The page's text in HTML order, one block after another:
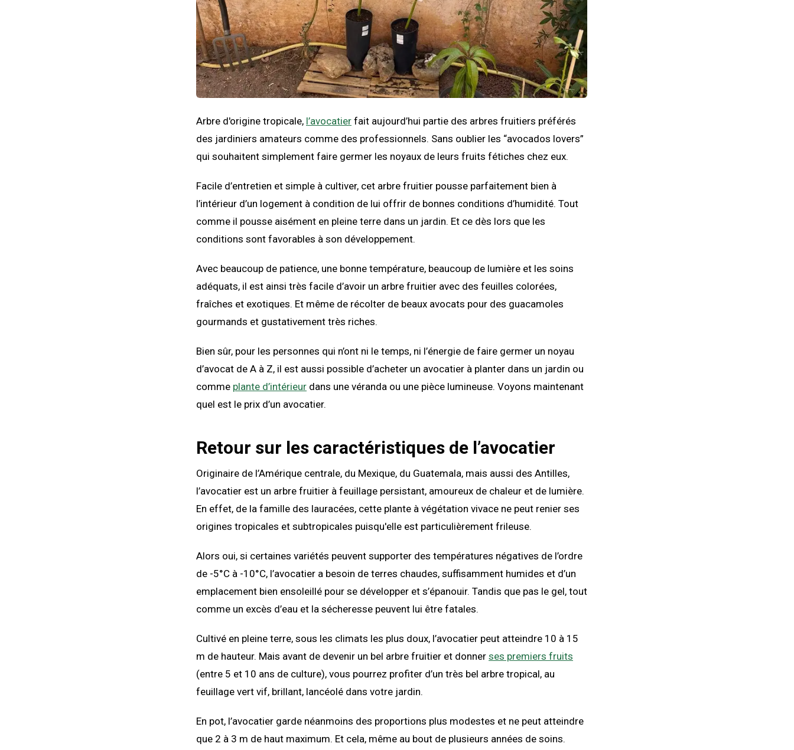
Arbre d'origine tropicale, l’avocatier fait aujourd’hui partie des arbres fruitiers préférés
des jardiniers amateurs comme des professionnels. Sans oublier les “avocados lovers”
qui souhaitent simplement faire germer les noyaux de leurs fruits fétiches chez eux.
Facile d’entretien et simple à cultiver, cet arbre fruitier pousse parfaitement bien à
l’intérieur d’un logement à condition de lui offrir de bonnes conditions d’humidité. Tout
comme il pousse aisément en pleine terre dans un jardin. Et ce dès lors que les
conditions sont favorables à son développement.
Avec beaucoup de patience, une bonne température, beaucoup de lumière et les soins
adéquats, il est ainsi très facile d’avoir un arbre fruitier avec des feuilles colorées,
fraîches et exotiques. Et même de récolter de beaux avocats pour des guacamoles
gourmands et gustativement très riches.
Bien sûr, pour les personnes qui n’ont ni le temps, ni l’énergie de faire germer un noyau
d’avocat de A à Z, il est aussi possible d’acheter un avocatier à planter dans un jardin ou
comme plante d’intérieur dans une véranda ou une pièce lumineuse. Voyons maintenant
quel est le prix d’un avocatier.
Retour sur les caractéristiques de l’avocatier
Originaire de l’Amérique centrale, du Mexique, du Guatemala, mais aussi des Antilles,
l’avocatier est un arbre fruitier à feuillage persistant, amoureux de chaleur et de lumière.
En effet, de la famille des lauracées, cette plante à végétation vivace ne peut renier ses
origines tropicales et subtropicales puisqu'elle est particulièrement frileuse.
Alors oui, si certaines variétés peuvent supporter des températures négatives de l’ordre
de -5°C à -10°C, l’avocatier a besoin de terres chaudes, suffisamment humides et d’un
emplacement bien ensoleillé pour se développer et s’épanouir. Tandis que pas le gel, tout
comme un excès d’eau et la sécheresse peuvent lui être fatales.
Cultivé en pleine terre, sous les climats les plus doux, l’avocatier peut atteindre 10 à 15
m de hauteur. Mais avant de devenir un bel arbre fruitier et donner ses premiers fruits
(entre 5 et 10 ans de culture), vous pourrez profiter d’un très bel arbre tropical, au
feuillage vert vif, brillant, lancéolé dans votre jardin.
En pot, l’avocatier garde néanmoins des proportions plus modestes et ne peut atteindre
que 2 à 3 m de haut maximum. Et cela, même au bout de plusieurs années de soins.